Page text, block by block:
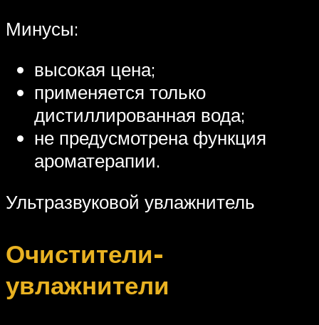
Минусы:
высокая цена;
применяется только
дистиллированная вода;
не предусмотрена функция
ароматерапии.
Ультразвуковой увлажнитель
Очистители-
увлажнители